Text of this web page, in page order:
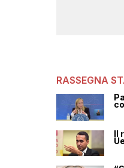
RASSEGNA
Il